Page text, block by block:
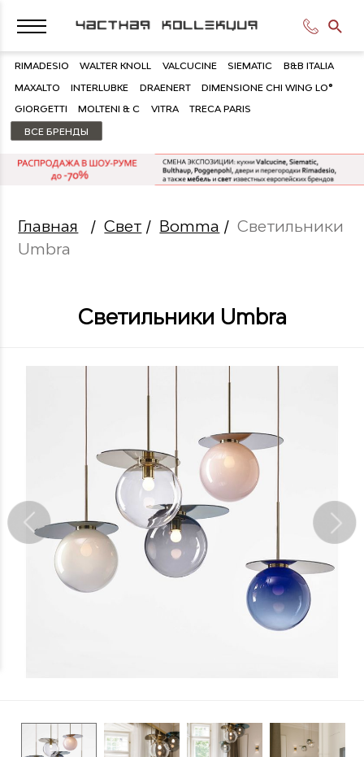
RIMADESIO WALTER KNOLL VALCUCINE SIEMATIC B&B ITALIA
MAXALTO INTERLUBKE DRAENERT DIMENSIONE CHI WING LO®
GIORGETTI MOLTENI & C VITRA TRECA PARIS
ВСЕ БРЕНДЫ
Главная /Свет / Bomma /Светильники
Umbra
Светильники Umbra